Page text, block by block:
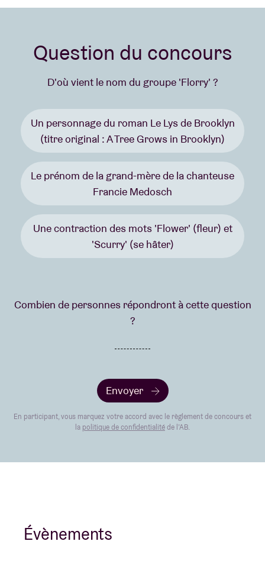
Question du concours
D'où vient le nom du groupe 'Florry' ?
Un personnage du roman Le Lys de Brooklyn
(titre original : A Tree Grows in Brooklyn)
Le prénom de la grand-mère de la chanteuse
Francie Medosch
Une contraction des mots 'Flower' (fleur) et
'Scurry' (se hâter)
Combien de personnes répondront à cette question
?
Envoyer
En participant, vous marquez votre accord avec le règlement de concours et
la politique de confidentialité de l’AB.
Évènements